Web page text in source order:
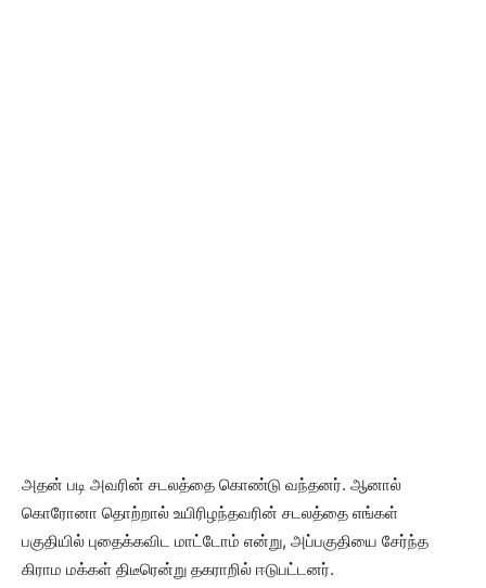
அதன் படி அவரின் சடலத்தை கொண்டு வந்தனர். ஆனால்
கொரோனா தொற்றால் உயிரிழந்தவரின் சடலத்தை எங்கள்
பகுதியில் புதைக்கவிட மாட்டோம் என்று, அப்பகுதியை சேர்ந்த
கிராம மக்கள் திடீரென்று தகராறில் ஈடுபட்டனர்.